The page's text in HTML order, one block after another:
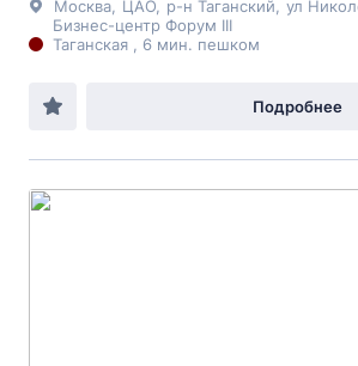
Москва ЦАО р-н Таганский ул
Бизнес-центр Форум III
Таганская , 6 мин. пешком
Подробнее